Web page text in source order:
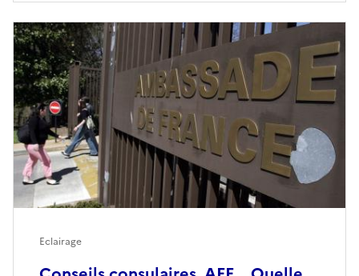
Eclairage